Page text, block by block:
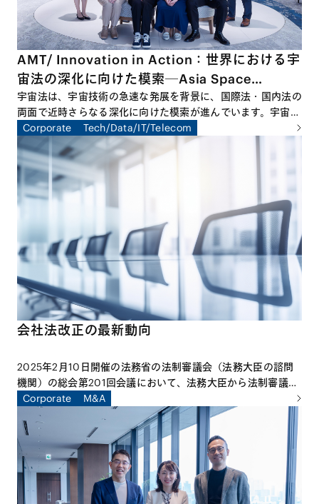
AMT/ Innovation in Action：世界における宇
宙法の深化に向けた模索─Asia Space
Lawyers’ Forumの立ち上げによせて
宇宙法は、宇宙技術の急速な発展を背景に、国際法・国内法の
両面で近時さらなる深化に向けた模索が進んでいます。宇宙ビ
ジネスに関わる様々な当事者にとって、宇宙法をめぐる最新の
議論や動向をフォローすることがますます重要となっていま
す。宇宙法に関するグローバルな議論を学術面から追求すべ
く、オランダのライデン大学国際航空宇宙法研究所にて客員研
究員として研究活動に従事した山田智希弁護士は、その成果を
さらに実践に活かす試みとして、アジア各国の宇宙法関係者と
共にAsia Space Lawyers’ Forumを立ち上げました。本特集
は、世界における宇宙法をめぐる近時の動向や今後の展望につ
いて取り上げた、同弁護士による寄稿です。
Corporate Tech/Data/IT/Telecom
会社法改正の最新動向
2025年2月10日開催の法務省の法制審議会（法務大臣の諮問
機関）の総会第201回会議において、法務大臣から法制審議会
に対し、「会社法制に関する諮問」（第127号）が行われ、新
設の「会社法制（株式・株主総会等関係）部会」で審議される
こととなりました。部会での具体的な審議は、2025年4月か
ら開始されています。
Corporate M&A